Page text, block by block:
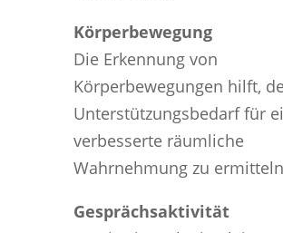
Körperbewegung
Die Erkennung von
Körperbewegungen hilft,
Unterstützungsbedarf für
verbesserte räumliche
Wahrnehmung zu
Gesprächsaktivität